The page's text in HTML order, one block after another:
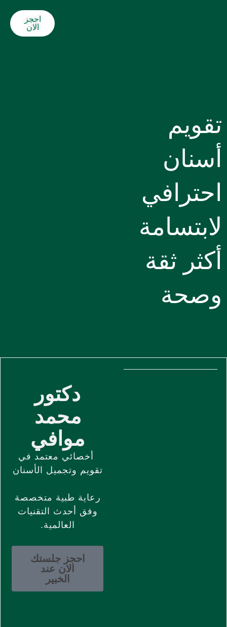
احجز
الان
تقويم
أسنان
احترافي
لابتسامة
أكثر ثقة
وصحة
دكتور
محمد
موافي
أخصائي معتمد في
تقويم وتجميل الأسنان
رعاية طبية متخصصة
وفق أحدث التقنيات
العالمية.
احجز جلستك
الان عند
الخبير